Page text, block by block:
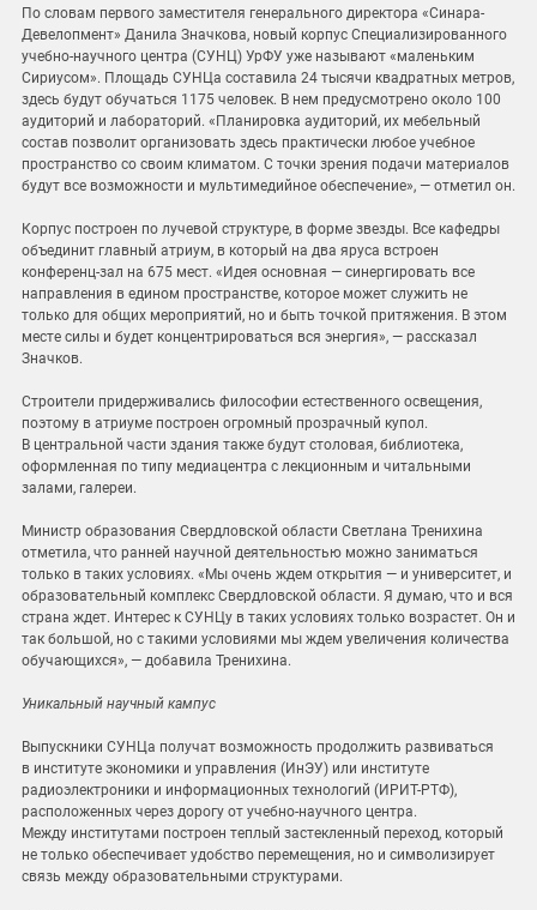
По словам первого заместителя генерального директора «Синара-
Девелопмент» Данила Значкова, новый корпус Специализированного
учебно-научного центра (СУНЦ) УрФУ уже называют «маленьким
Сириусом». Площадь СУНЦа составила 24 тысячи квадратных метров,
здесь будут обучаться 1175 человек. В нем предусмотрено около 100
аудиторий и лабораторий. «Планировка аудиторий, их мебельный
состав позволит организовать здесь практически любое учебное
пространство со своим климатом. С точки зрения подачи материалов
будут все возможности и мультимедийное обеспечение», — отметил он.
Корпус построен по лучевой структуре, в форме звезды. Все кафедры
объединит главный атриум, в который на два яруса встроен
конференц-зал на 675 мест. «Идея основная — синергировать все
направления в едином пространстве, которое может служить не
только для общих мероприятий, но и быть точкой притяжения. В этом
месте силы и будет концентрироваться вся энергия», — рассказал
Значков.
Строители придерживались философии естественного освещения,
поэтому в атриуме построен огромный прозрачный купол.
В центральной части здания также будут столовая, библиотека,
оформленная по типу медиацентра с лекционным и читальными
залами, галереи.
Министр образования Свердловской области Светлана Тренихина
отметила, что ранней научной деятельностью можно заниматься
только в таких условиях. «Мы очень ждем открытия — и университет, и
образовательный комплекс Свердловской области. Я думаю, что и вся
страна ждет. Интерес к СУНЦу в таких условиях только возрастет. Он и
так большой, но с такими условиями мы ждем увеличения количества
обучающихся», — добавила Тренихина.
Уникальный научный кампус
Выпускники СУНЦа получат возможность продолжить развиваться
в институте экономики и управления (ИнЭУ) или институте
радиоэлектроники и информационных технологий (ИРИТ-РТФ),
расположенных через дорогу от учебно-научного центра.
Между институтами построен теплый застекленный переход, который
не только обеспечивает удобство перемещения, но и символизирует
связь между образовательными структурами.